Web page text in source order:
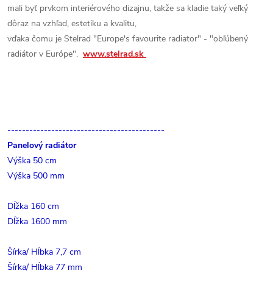
mali byť prvkom interiérového dizajnu, takže sa kladie taký veľký
dôraz na vzhľad, estetiku a kvalitu,
vďaka čomu je Stelrad "Europe's favourite radiator" - "obľúbený
radiátor v Európe". www.stelrad.sk
-------------------------------------------
Panelový radiátor
Výška 50 cm
Výška 500 mm
Dĺžka 160 cm
Dĺžka 1600 mm
Šírka/ Hĺbka 7,7 cm
Šírka/ Hĺbka 77 mm